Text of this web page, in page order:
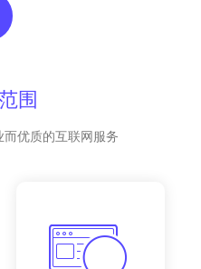
围
优质的互联网服务